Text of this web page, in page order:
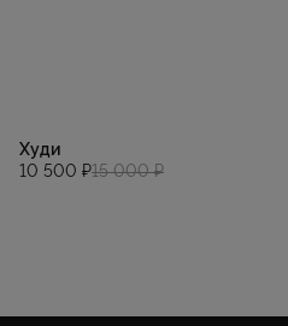
Худи
10 500 ₽15 000 ₽